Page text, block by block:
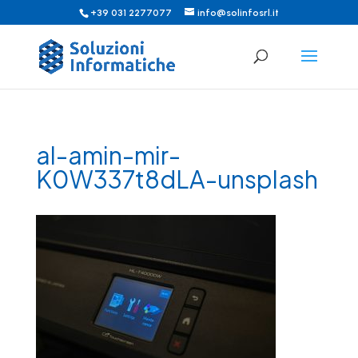
+39 031 2277077 info@solinfosrl.it
al-amin-mir-
K0W337t8dLA-unsplash